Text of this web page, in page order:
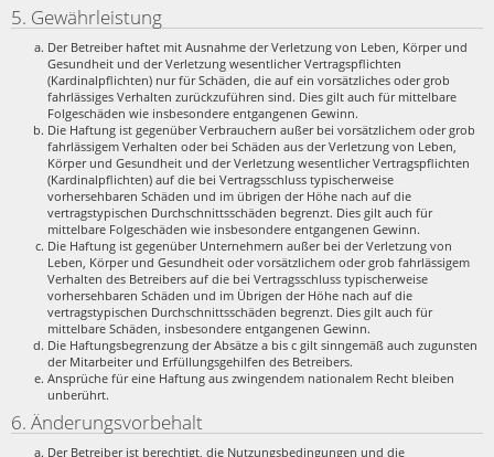
5. Gewährleistung
Der Betreiber haftet mit Ausnahme der Verletzung von Leben, Körper und
Gesundheit und der Verletzung wesentlicher Vertragspflichten
(Kardinalpflichten) nur für Schäden, die auf ein vorsätzliches oder grob
fahrlässiges Verhalten zurückzuführen sind. Dies gilt auch für mittelbare
Folgeschäden wie insbesondere entgangenen Gewinn.
Die Haftung ist gegenüber Verbrauchern außer bei vorsätzlichem oder grob
fahrlässigem Verhalten oder bei Schäden aus der Verletzung von Leben,
Körper und Gesundheit und der Verletzung wesentlicher Vertragspflichten
(Kardinalpflichten) auf die bei Vertragsschluss typischerweise
vorhersehbaren Schäden und im übrigen der Höhe nach auf die
vertragstypischen Durchschnittsschäden begrenzt. Dies gilt auch für
mittelbare Folgeschäden wie insbesondere entgangenen Gewinn.
Die Haftung ist gegenüber Unternehmern außer bei der Verletzung von
Leben, Körper und Gesundheit oder vorsätzlichem oder grob fahrlässigem
Verhalten des Betreibers auf die bei Vertragsschluss typischerweise
vorhersehbaren Schäden und im Übrigen der Höhe nach auf die
vertragstypischen Durchschnittsschäden begrenzt. Dies gilt auch für
mittelbare Schäden, insbesondere entgangenen Gewinn.
Die Haftungsbegrenzung der Absätze a bis c gilt sinngemäß auch zugunsten
der Mitarbeiter und Erfüllungsgehilfen des Betreibers.
Ansprüche für eine Haftung aus zwingendem nationalem Recht bleiben
unberührt.
6. Änderungsvorbehalt
Der Betreiber ist berechtigt, die Nutzungsbedingungen und die